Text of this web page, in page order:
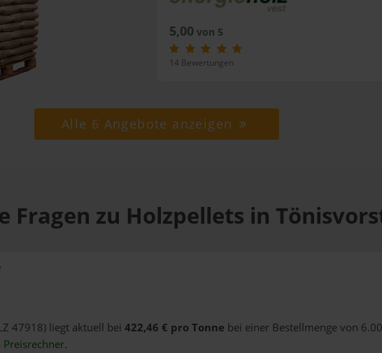
5,00 von 5
14 Bewertungen
Alle 6 Angebote anzeigen
Fragen zu Holzpellets in
47918) liegt aktuell bei 422,46 € pro Tonne bei einer Bestellmenge von
Preisrechner.